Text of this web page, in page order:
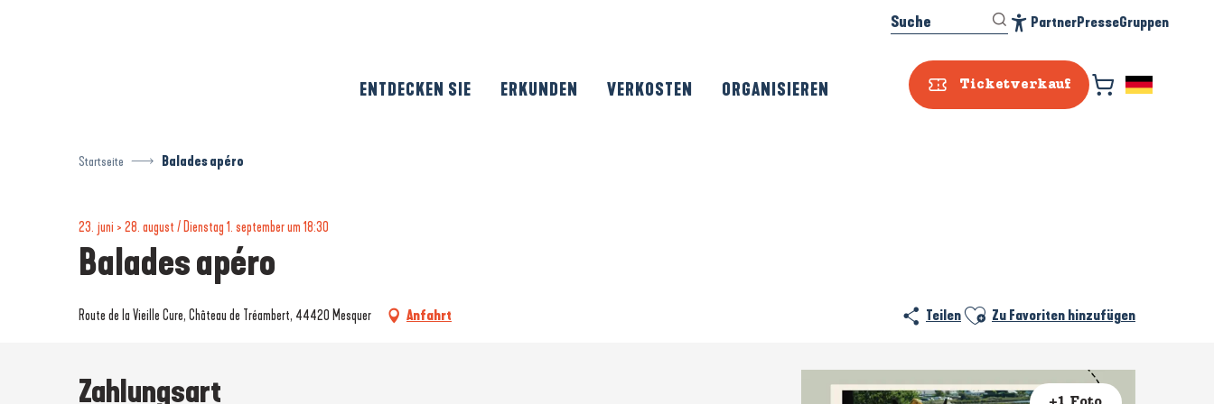
Ticketverkauf
Suche PartnerPresseGruppen
ENTDECKEN SIE ERKUNDEN VERKOSTEN ORGANISIEREN
Startseite Balades apéro
23. juni > 28. august / Dienstag 1. september um 18:30
Balades apéro
Route de la Vieille Cure, Château de Tréambert, 44420 Mesquer Anfahrt Teilen Ajouter aux favoris
Zu Favoriten hinzufügen
Zahlungsart